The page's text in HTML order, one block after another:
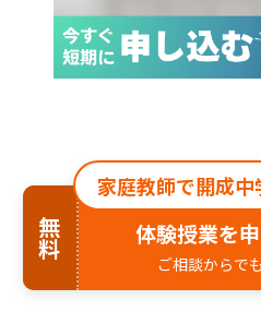
家庭教師で開成
無料 体験授業を
ご相談からで